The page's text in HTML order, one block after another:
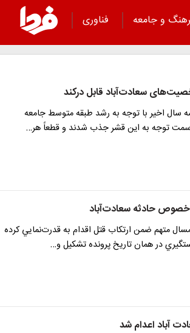
و جامعه
فناوری
سعادت‌آباد قابل درکند
سال اخیر با توجه به رشد طبقه متوسط جامعه
سمت توجه به این قشر جذب شدند و قطعاً هر…
خصوص حادثه سعادت‌آباد
6 آبان امسال متهم ضمن ارتكاب قتل اقدام به قدرت‌نمايي كرده
در همان تاريخ پرونده تشكيل و…
‌آباد اعدام شد